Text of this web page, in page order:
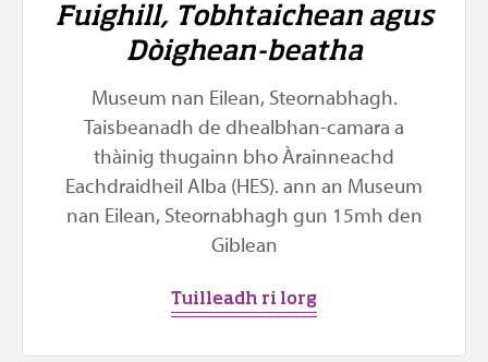
Fuighill, Tobhtaichean agus
Dòighean-beatha
Museum nan Eilean, Steornabhagh.
Taisbeanadh de dhealbhan-camara a
thàinig thugainn bho Àrainneachd
Eachdraidheil Alba (HES). ann an Museum
nan Eilean, Steornabhagh gun 15mh den
Giblean
Tuilleadh ri lorg